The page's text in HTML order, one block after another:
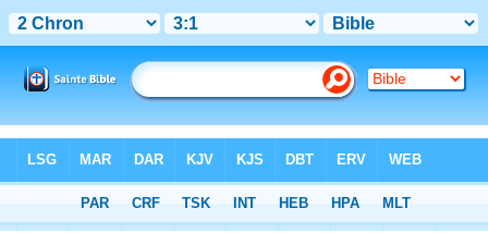
>Chapitre 3 > Verset 1